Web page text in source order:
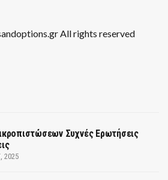
All rights reserved
Συχνές Ερωτήσεις
2025